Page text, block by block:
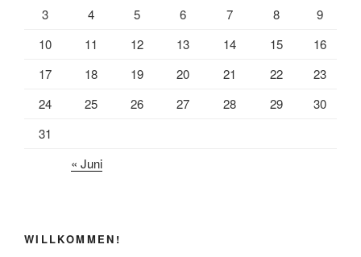
3
4 5 6 7 8
9
10
11 12 13 14 15
16
17
18 19 20 21 22
23
24
25 26 27 28 29
30
31
« Juni
WILLKOMMEN!